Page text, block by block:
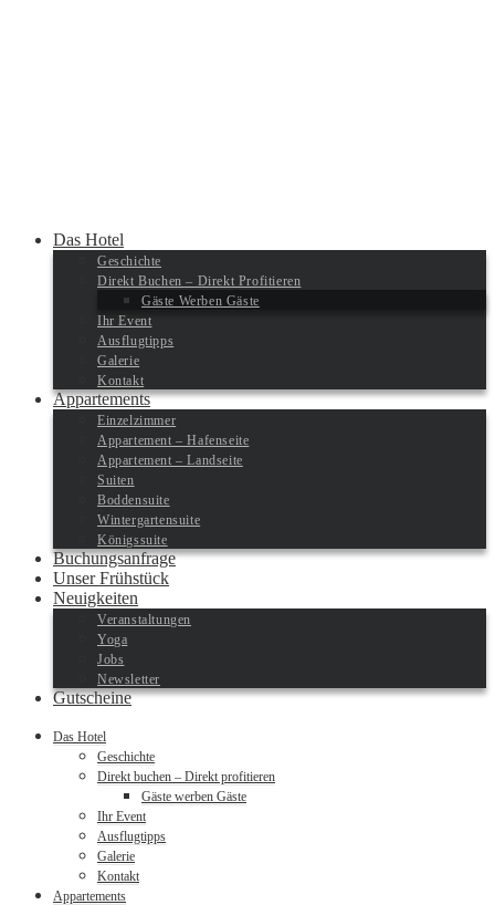
Das Hotel
Geschichte
Direkt Buchen – Direkt Profitieren
Gäste Werben Gäste
Ihr Event
Ausflugtipps
Galerie
Kontakt
Appartements
Einzelzimmer
Appartement – Hafenseite
Appartement – Landseite
Suiten
Boddensuite
Wintergartensuite
Königssuite
Buchungsanfrage
Unser Frühstück
Neuigkeiten
Veranstaltungen
Yoga
Jobs
Newsletter
Gutscheine
Das Hotel
Geschichte
Direkt buchen – Direkt profitieren
Gäste werben Gäste
Ihr Event
Ausflugtipps
Galerie
Kontakt
Appartements